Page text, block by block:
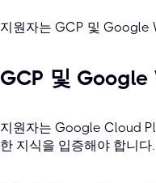
지원자는 GCP 및 Google
GCP 및
지원자는 Google Cloud
한 지식을 입증해야 합니다.